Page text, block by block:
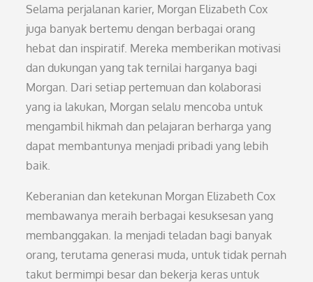
Selama perjalanan karier, Morgan Elizabeth Cox
juga banyak bertemu dengan berbagai orang
hebat dan inspiratif. Mereka memberikan motivasi
dan dukungan yang tak ternilai harganya bagi
Morgan. Dari setiap pertemuan dan kolaborasi
yang ia lakukan, Morgan selalu mencoba untuk
mengambil hikmah dan pelajaran berharga yang
dapat membantunya menjadi pribadi yang lebih
baik.
Keberanian dan ketekunan Morgan Elizabeth Cox
membawanya meraih berbagai kesuksesan yang
membanggakan. Ia menjadi teladan bagi banyak
orang, terutama generasi muda, untuk tidak pernah
takut bermimpi besar dan bekerja keras untuk